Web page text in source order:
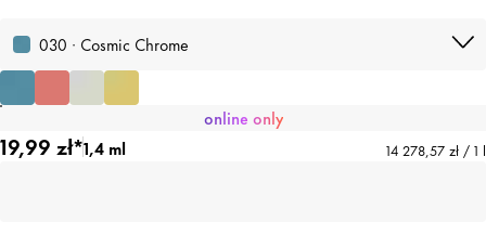
030 · Cosmic Chrome
online only
19,99 zł*1,4 ml 14 278,57 zł / 1 l